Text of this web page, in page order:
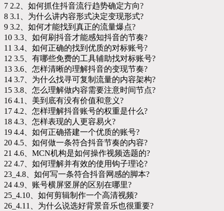
7 2.2、如何抓住抖音流行趋势确定方向?
8 3.1、为什么讲内容形式决定变现形式?
9 3.2、如何才能找到真正的流量爆点?
10 3.3、如何刷抖音才能感知抖音的节奏?
11 3.4、如何正确的找到优质的对标账号?
12 3.5、有哪些免费的工具辅助找对标账号?
13 3.6、怎样清晰的理解抖音的变现节奏?
14 3.7、为什么找寻可复制流量的内容架构?
15 3.8、怎么理解做内容需要注意时间节点?
16 4.1、美到底有没有价值和意义?
17 4.2、怎样理解抖音账号的权重是什么?
18 4.3、怎样表现的人更容易火?
19 4.4、如何正确搭建一个优质的账号?
20 4.5、如何做一条符合抖音节奏的内容?
21 4.6、MCN机构是如何操作视频选题的?
22 4.7、如何理解并有效的使用钩子理论?
23_4.8、如何写一条符合抖音网感的脚本?
24 4.9、账号横屏竖屏的区别在哪里?
25_4.10、如何剪辑制作一个高清视频?
26_4.11、为什么说选好背景音乐也很重要?